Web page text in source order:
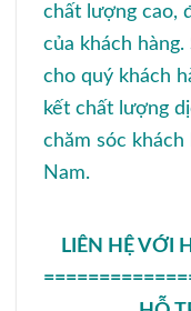
chất lượng cao,
của khách
cho quý khách
kết chất lượng
chăm sóc
Nam.
LIÊN HỆ VỚI